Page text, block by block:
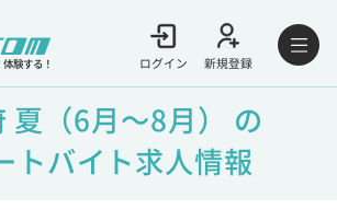
験する！ ログイン 新規登録
夏（6月～8月） の
トバイト求人情報